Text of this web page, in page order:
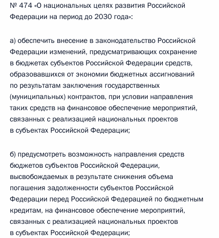
№ 474 «О национальных целях развития Российской
Федерации на период до 2030 года»:
а) обеспечить внесение в законодательство Российской
Федерации изменений, предусматривающих сохранение
в бюджетах субъектов Российской Федерации средств,
образовавшихся от экономии бюджетных ассигнований
по результатам заключения государственных
(муниципальных) контрактов, при условии направления
таких средств на финансовое обеспечение мероприятий,
связанных с реализацией национальных проектов
в субъектах Российской Федерации;
б) предусмотреть возможность направления средств
бюджетов субъектов Российской Федерации,
высвобождаемых в результате снижения объема
погашения задолженности субъектов Российской
Федерации перед Российской Федерацией по бюджетным
кредитам, на финансовое обеспечение мероприятий,
связанных с реализацией национальных проектов
в субъектах Российской Федерации;